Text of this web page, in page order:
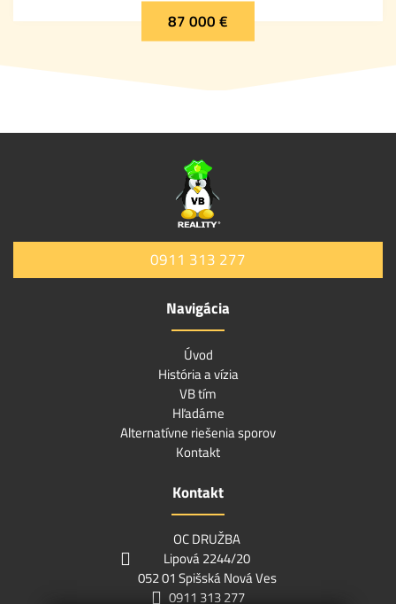
87 000 €
0911 313 277
Navigácia
Úvod
História a vízia
VB tím
Hľadáme
Alternatívne riešenia sporov
Kontakt
Kontakt
OC DRUŽBA
Lipová 2244/20
052 01 Spišská Nová Ves
0911 313 277